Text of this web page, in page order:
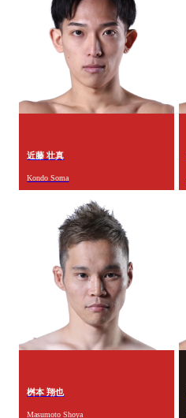
近藤 壮真
Kondo Soma
桝本 翔也
Masumoto Shoya